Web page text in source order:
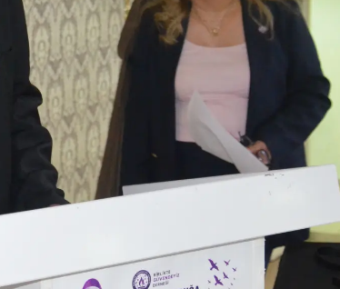
Konya
Kütahya
Malatya
Kahramanmaraş
Mardin
Muş